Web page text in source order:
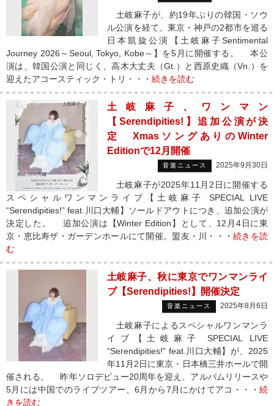
土岐麻子が、約19年ぶりの韓国・ソウ
ル公演を経て、東京・神戸の2都市を巡る
日本凱旋公演【土岐麻子Sentimental
Journey 2026～Seoul, Tokyo, Kobe～】を5月に開催する。 本公
演は、韓国公演と同じく、高木大丈夫（Gt.）と西原史織（Vn.）を
迎えたアコースティック・トリ・・・ 続きを読む
土岐麻子、ワンマン
【Serendipities!】追加公演が決
定 XmasソングありのWinter
Editionで12月開催
音楽ニュース 2025年9月30日
土岐麻子が2025年11月2日に開催する
スペシャルワンマンライブ【土岐麻子 SPECIAL LIVE
“Serendipities!” feat.川口大輔】ソールドアウトにつき、追加公演が
決定した。 追加公演は【Winter Edition】として、12月4日に東
京・恵比寿ザ・ガーデンホールにて開催。盟友・川・・・続きを読
む
土岐麻子、秋に東京でワンマンライ
ブ【Serendipities!】開催決定
音楽ニュース 2025年8月6日
土岐麻子によるスペシャルワンマンラ
イブ【土岐麻子 SPECIAL LIVE
“Serendipities!” feat.川口大輔】が、2025
年11月2日に東京・日本橋三井ホールで開
催される。 昨年ソロデビュー20周年を迎え、アルバムリリースや
5月には中国でのライブツアー、6月から7月にかけてアコ・・・ 続
きを読む